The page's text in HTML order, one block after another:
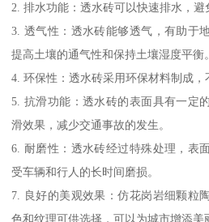
2. 排水功能：透水砖可以快速排水，避
3. 透气性：透水砖能够透气，有助于
提高土壤的通气性和保持土壤湿度平衡。
4. 环保性：透水砖采用环保材料制成，
5. 抗滑功能：透水砖的表面具有一定
滑效果，减少交通事故的发生。
6. 耐磨性：透水砖经过特殊处理，表
受车辆和行人的长时间磨损。
7. 良好的美观效果：仿花岗岩细颗粒
色和纹理可供选择，可以为城市增添美